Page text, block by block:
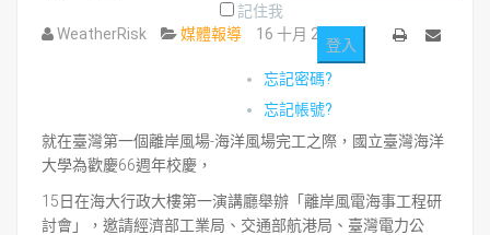
記住我
忘記密碼?
忘記帳號?
WeatherRisk 媒體報導
16 十月 2019
就在臺灣第一個離岸風場-海洋風場完工之際，國立臺灣海洋
大學為歡慶66週年校慶，
15日在海大行政大樓第一演講廳舉辦「離岸風電海事工程研
討會」，邀請經濟部工業局、交通部航港局、臺灣電力公